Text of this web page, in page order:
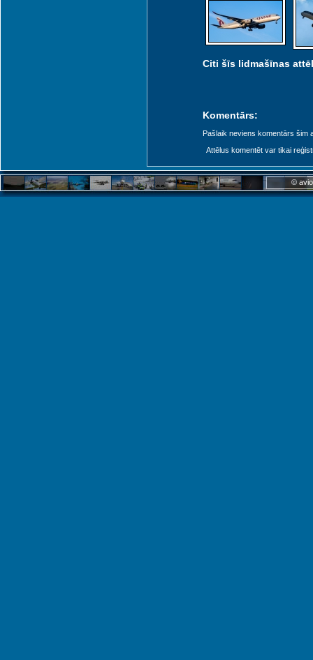
Citi šīs lidmašīnas
Komentārs:
Pašlaik neviens komentārs šim
Attēlus komentēt var tikai
©